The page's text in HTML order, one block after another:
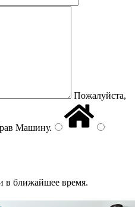
Пожалуйста,
Машину.
в ближайшее время.